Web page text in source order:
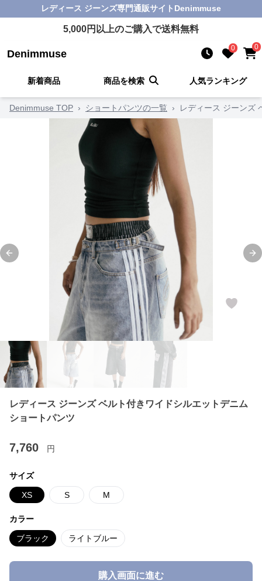
レディース ジーンズ専門通販サイト Denimmuse
5,000円以上のご購入で送料無料
Denimmuse 0 0
新着商品 商品を検索 人気ランキング
Denimmuse TOP › ショートパンツの一覧 › レディース ジーンズ
Previous slide
レディース ジーンズ ベルト付きワイドシルエットデニム
ショートパンツ
7,760 円
サイズ
XS S M
カラー
ブラック ライトブルー
購入画面に進む